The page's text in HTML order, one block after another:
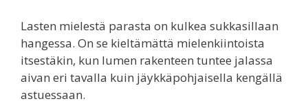
Lasten mielestä parasta on kulkea sukkasillaan
hangessa. On se kieltämättä mielenkiintoista
itsestäkin, kun lumen rakenteen tuntee jalassa
aivan eri tavalla kuin jäykkäpohjaisella kengällä
astuessaan.